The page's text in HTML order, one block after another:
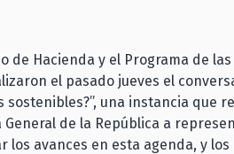
de Hacienda y el Programa de
el pasado jueves el
sostenibles?”, una instancia que
General de la República a
los avances en esta agenda, y